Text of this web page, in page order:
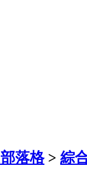
落格> 綜